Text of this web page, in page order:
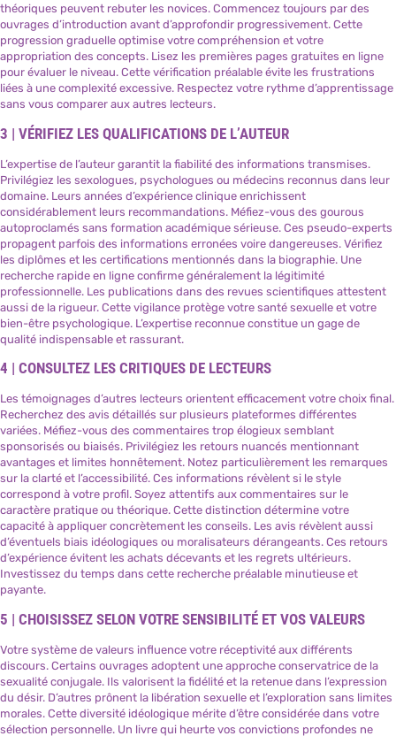
théoriques peuvent rebuter les novices. Commencez toujours par des
ouvrages d’introduction avant d’approfondir progressivement. Cette
progression graduelle optimise votre compréhension et votre
appropriation des concepts. Lisez les premières pages gratuites en ligne
pour évaluer le niveau. Cette vérification préalable évite les frustrations
liées à une complexité excessive. Respectez votre rythme d’apprentissage
sans vous comparer aux autres lecteurs.
3 | VÉRIFIEZ LES QUALIFICATIONS DE L’AUTEUR
L’expertise de l’auteur garantit la fiabilité des informations transmises.
Privilégiez les sexologues, psychologues ou médecins reconnus dans leur
domaine. Leurs années d’expérience clinique enrichissent
considérablement leurs recommandations. Méfiez-vous des gourous
autoproclamés sans formation académique sérieuse. Ces pseudo-experts
propagent parfois des informations erronées voire dangereuses. Vérifiez
les diplômes et les certifications mentionnés dans la biographie. Une
recherche rapide en ligne confirme généralement la légitimité
professionnelle. Les publications dans des revues scientifiques attestent
aussi de la rigueur. Cette vigilance protège votre santé sexuelle et votre
bien-être psychologique. L’expertise reconnue constitue un gage de
qualité indispensable et rassurant.
4 | CONSULTEZ LES CRITIQUES DE LECTEURS
Les témoignages d’autres lecteurs orientent efficacement votre choix final.
Recherchez des avis détaillés sur plusieurs plateformes différentes
variées. Méfiez-vous des commentaires trop élogieux semblant
sponsorisés ou biaisés. Privilégiez les retours nuancés mentionnant
avantages et limites honnêtement. Notez particulièrement les remarques
sur la clarté et l’accessibilité. Ces informations révèlent si le style
correspond à votre profil. Soyez attentifs aux commentaires sur le
caractère pratique ou théorique. Cette distinction détermine votre
capacité à appliquer concrètement les conseils. Les avis révèlent aussi
d’éventuels biais idéologiques ou moralisateurs dérangeants. Ces retours
d’expérience évitent les achats décevants et les regrets ultérieurs.
Investissez du temps dans cette recherche préalable minutieuse et
payante.
5 | CHOISISSEZ SELON VOTRE SENSIBILITÉ ET VOS VALEURS
Votre système de valeurs influence votre réceptivité aux différents
discours. Certains ouvrages adoptent une approche conservatrice de la
sexualité conjugale. Ils valorisent la fidélité et la retenue dans l’expression
du désir. D’autres prônent la libération sexuelle et l’exploration sans limites
morales. Cette diversité idéologique mérite d’être considérée dans votre
sélection personnelle. Un livre qui heurte vos convictions profondes ne